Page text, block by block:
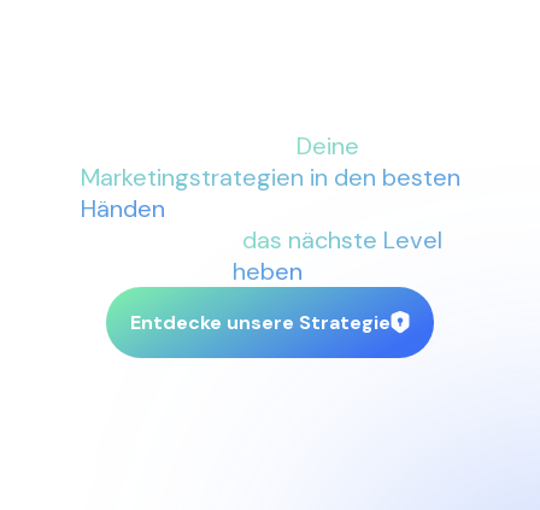
Deine
Marketingstrategien in den besten
Händen
das nächste Level
heben
Entdecke unsere Strategie